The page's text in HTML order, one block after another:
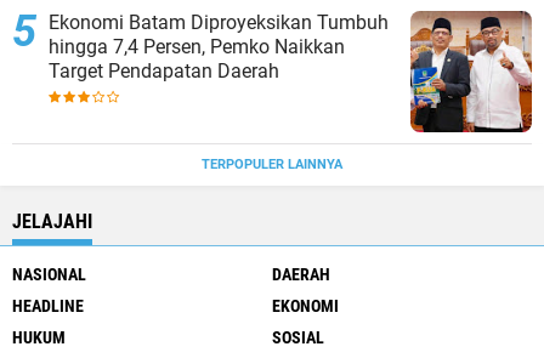
Ekonomi Batam Diproyeksikan Tumbuh
hingga 7,4 Persen, Pemko Naikkan
Target Pendapatan Daerah
TERPOPULER LAINNYA
JELAJAHI
NASIONAL
DAERAH
HEADLINE
EKONOMI
HUKUM
SOSIAL